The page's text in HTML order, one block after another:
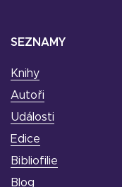
SEZNAMY
Knihy
Autoři
Události
Edice
Bibliofilie
Blog